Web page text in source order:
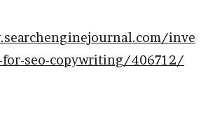
inve
seo-copywriting/406712/